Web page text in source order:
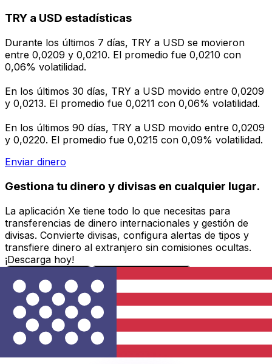
TRY a USD estadísticas
Durante los últimos 7 días, TRY a USD se movieron
entre 0,0209 y 0,0210. El promedio fue 0,0210 con
0,06% volatilidad.
En los últimos 30 días, TRY a USD movido entre 0,0209
y 0,0213. El promedio fue 0,0211 con 0,06% volatilidad.
En los últimos 90 días, TRY a USD movido entre 0,0209
y 0,0220. El promedio fue 0,0215 con 0,09% volatilidad.
Enviar dinero
Gestiona tu dinero y divisas en cualquier lugar.
La aplicación Xe tiene todo lo que necesitas para
transferencias de dinero internacionales y gestión de
divisas. Convierte divisas, configura alertas de tipos y
transfiere dinero al extranjero sin comisiones ocultas.
¡Descarga hoy!